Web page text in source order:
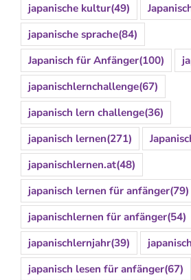
japanische kultur(49)
japanische sprache(84)
Japanisch für Anfänger(100)
japanischlernchallenge(67)
japanisch lern challenge(36)
japanisch lernen(271)
japanischlernen.at(48)
japanisch lernen für anfänger(79)
japanischlernen für anfänger(54)
japanischlernjahr(39)
japanisch lesen für anfänger(67)